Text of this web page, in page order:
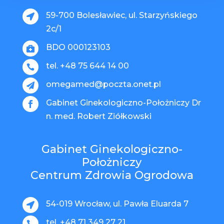

59-700 Bolesławiec, ul. Starzyńskiego
2c/1
 BDO 000123103
 tel. +48 75 644 14 00
 omegamed@poczta.onet.pl

Gabinet Ginekologiczno-Położniczy Dr
n. med. Robert Ziółkowski
Gabinet Ginekologiczno-
Położniczy
Centrum Zdrowia Ogrodowa
 54-019 Wrocław, ul. Pawła Eluarda 7